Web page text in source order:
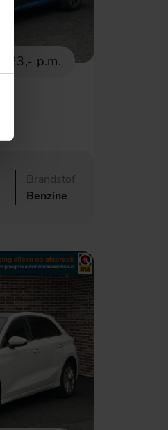
423,- p.m.
Brandstof
Benzine